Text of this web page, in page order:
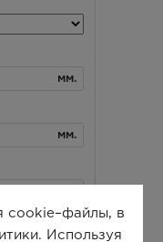
cookie–файлы, в
Используя